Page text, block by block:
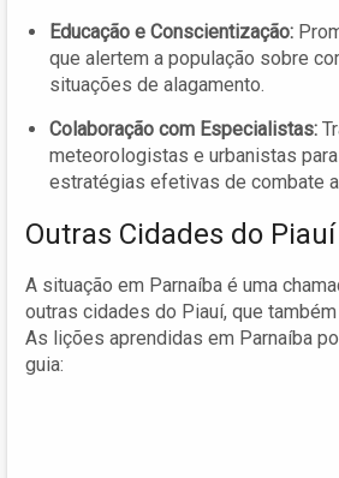
Educação e Conscientização:
que alertem a população sobre
situações de alagamento.
Colaboração com Especialistas:
meteorologistas e urbanistas
estratégias efetivas de combate
Outras Cidades do
A situação em Parnaíba é uma
outras cidades do Piauí, que
As lições aprendidas em Parnaíba
guia: